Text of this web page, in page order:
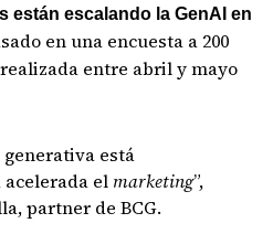
están escalando la GenAI en
en una encuesta a 200
entre abril y mayo
está
el marketing”,
partner de BCG.